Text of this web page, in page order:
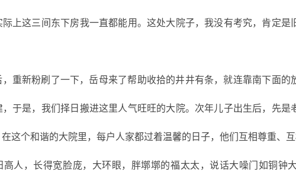
上这三间东下房我一直都能用。这处大院子，我没有考究，肯定是
重新粉刷了一下，岳母来了帮助收拾的井井有条，就连靠南下面的
于是，我们择日搬进这里人气旺旺的大院。次年儿子出生后，先是
这个和谐的大院里，每户人家都过着温馨的日子，他们互相尊重、
高人，长得宽脸庞，大环眼，胖墎墎的福太太，说话大噪门如铜钟